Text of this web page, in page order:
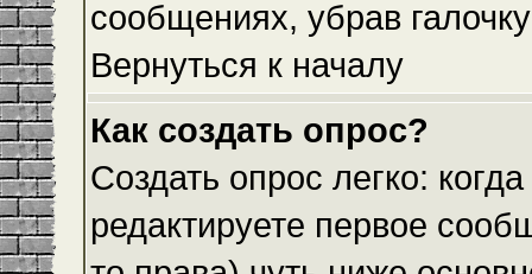
сообщениях, убрав
Вернуться к началу
Как создать опрос?
Создать опрос легко:
редактируете первое